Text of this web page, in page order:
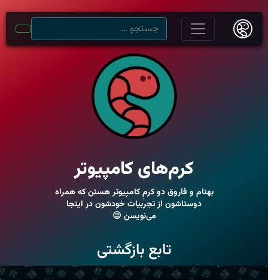
کرم‌های کامپیوتر
بهنام و فاروق دو کرمِ کامپیوتر هستن که همراه
دوستاشون از تجربیات خودشون در اینجا
می‌نویسن 😉
تابع بازگشتی